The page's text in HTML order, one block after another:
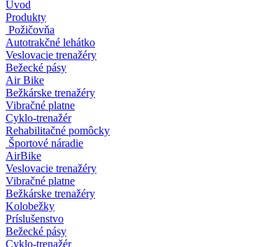
Úvod
Produkty
Požičovňa
Autotrakčné lehátko
Veslovacie trenažéry
Bežecké pásy
Air Bike
Bežkárske trenažéry
Vibračné platne
Cyklo-trenažér
Rehabilitačné pomôcky
Športové náradie
AirBike
Veslovacie trenažéry
Vibračné platne
Bežkárske trenažéry
Kolobežky
Príslušenstvo
Bežecké pásy
Cyklo-trenažér